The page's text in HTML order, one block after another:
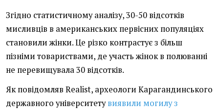
Згідно статистичному аналізу, 30-50 відсотків
мисливців в американських первісних популяціях
становили жінки. Це різко контрастує з більш
пізніми товариствами, де участь жінок в полюванні
не перевищувала 30 відсотків.
Як повідомляв Realist, археологи Карагандинського
державного університетувиявили могилу з